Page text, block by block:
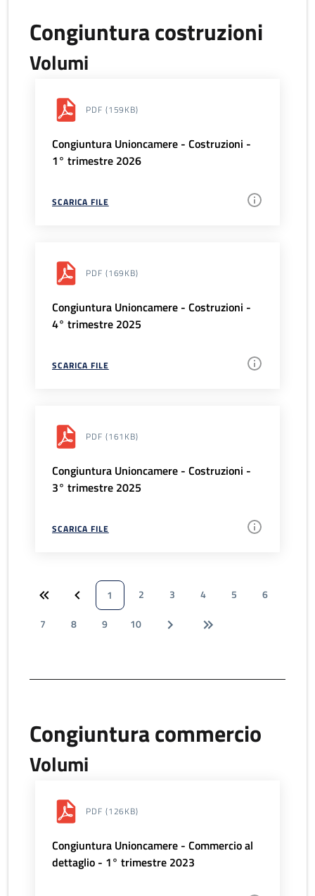
Congiuntura costruzioni
Volumi
PDF (159KB)
Congiuntura Unioncamere - Costruzioni -
1° trimestre 2026
SCARICA FILE
PDF (169KB)
Congiuntura Unioncamere - Costruzioni -
4° trimestre 2025
SCARICA FILE
PDF (161KB)
Congiuntura Unioncamere - Costruzioni -
3° trimestre 2025
SCARICA FILE
1 2 3 4 5
6
7
8 9 10
Congiuntura commercio
Volumi
PDF (126KB)
Congiuntura Unioncamere - Commercio al
dettaglio - 1° trimestre 2023